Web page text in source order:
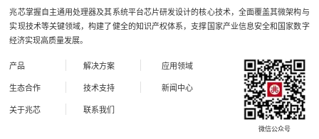
兆芯掌握自主通用处理器及其系统平台芯片研发设计的核心技术，全面覆盖其微架构与
实现技术等关键领域，构建了健全的知识产权体系，支撑国家产业信息安全和国家数字
经济实现高质量发展。
产品 解决方案 应用领域
生态合作 技术支持 新闻中心
关于兆芯 联系我们
微信公众号